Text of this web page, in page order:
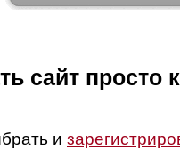
сайт просто
и